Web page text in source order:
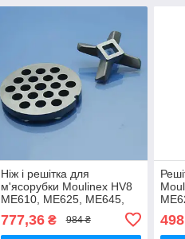
Ніж і решітка для
м'ясорубки Moulinex HV8
ME610, ME625, ME645,
нержавійка котлетна
777,36₴ 984 ₴